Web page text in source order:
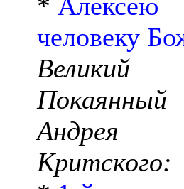
человеку
Великий
Покаянный
Андрея
Критского: